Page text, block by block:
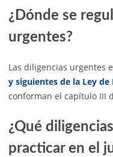
¿Dónde se
urgentes?
Las diligencias urgentes
y siguientes de la Ley
conforman el capítulo III
¿Qué
practicar en el